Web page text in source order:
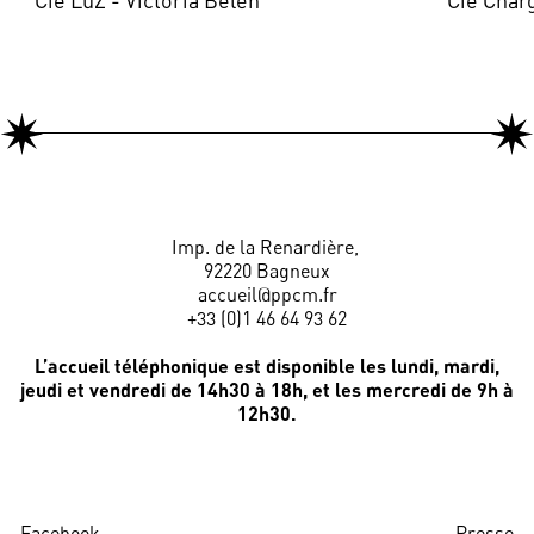
Imp. de la Renardière,
92220 Bagneux
accueil@ppcm.fr
+33 (0)1 46 64 93 62
L’accueil téléphonique est disponible les lundi, mardi,
jeudi et vendredi de 14h30 à 18h, et les mercredi de 9h à
12h30.